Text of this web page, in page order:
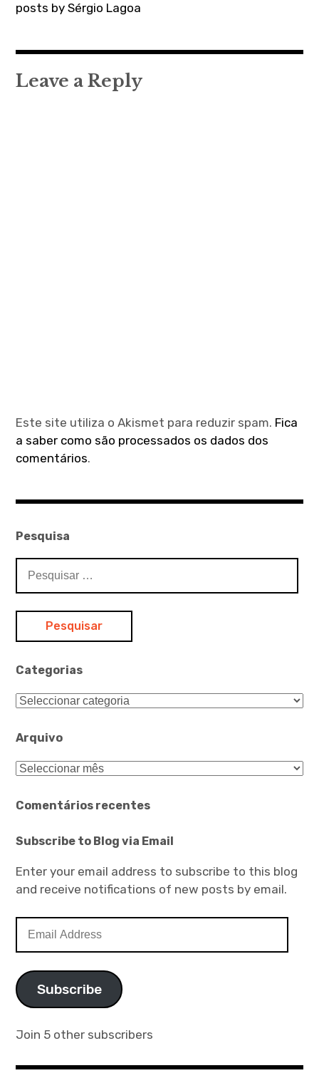
posts by Sérgio Lagoa
Leave a Reply
Este site utiliza o Akismet para reduzir spam. Fica
a saber como são processados os dados dos
comentários.
Pesquisa
por:
Categorias
Categorias
Arquivo
Arquivo
Comentários recentes
Subscribe to Blog via Email
Enter your email address to subscribe to this blog
and receive notifications of new posts by email.
Address
Subscribe
Join 5 other subscribers